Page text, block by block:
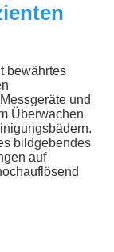
bewährtes
und
Überwachen
bildgebendes
auf